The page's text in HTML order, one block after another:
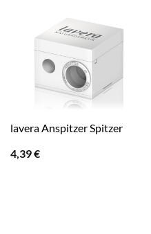
lavera Anspitzer Spitzer
4,39€